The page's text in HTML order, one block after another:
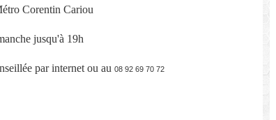
Corentin Cariou
jusqu'à 19h
par internet ou au 08 92 69 70 72